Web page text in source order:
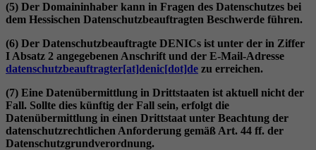
(5) Der Domaininhaber kann in Fragen des Datenschutzes bei
dem Hessischen Datenschutzbeauftragten Beschwerde führen.
(6) Der Datenschutzbeauftragte DENICs ist unter der in Ziffer
I Absatz 2 angegebenen Anschrift und der E-Mail-Adresse
datenschutzbeauftragter[at]denic[dot]de zu erreichen.
(7) Eine Datenübermittlung in Drittstaaten ist aktuell nicht der
Fall. Sollte dies künftig der Fall sein, erfolgt die
Datenübermittlung in einen Drittstaat unter Beachtung der
datenschutzrechtlichen Anforderung gemäß Art. 44 ff. der
Datenschutzgrundverordnung.